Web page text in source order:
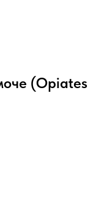
(Opiates